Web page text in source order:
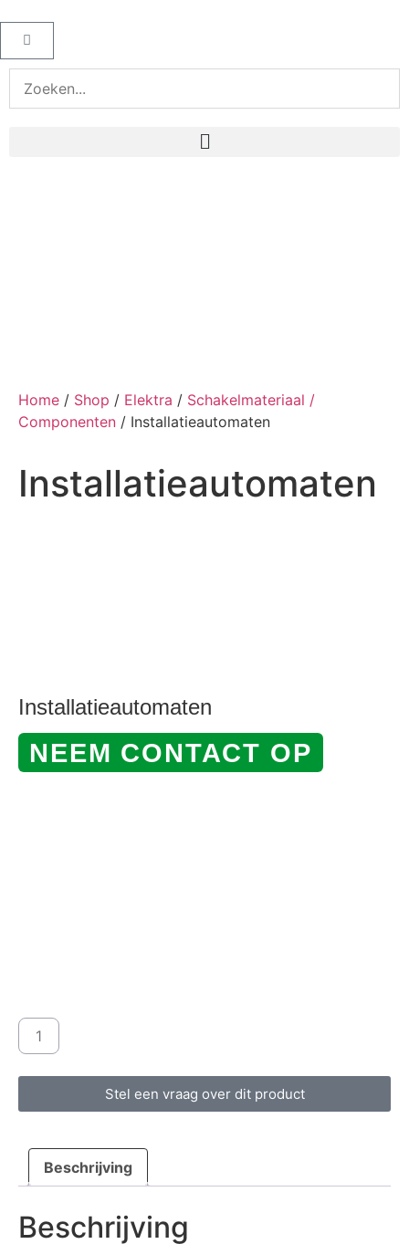
Home / Shop / Elektra / Schakelmateriaal /
Componenten / Installatieautomaten
Installatieautomaten
Installatieautomaten
NEEM CONTACT OP
Stel een vraag over dit product
Beschrijving
Beschrijving